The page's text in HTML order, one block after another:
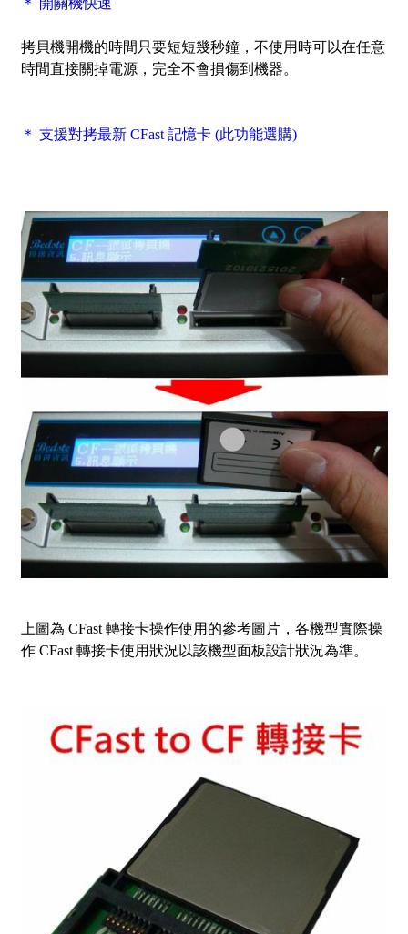
拷貝機開機的時間只要短短幾秒鐘，不使用時可以在任意
時間直接關掉電源，完全不會損傷到機器。
＊ 支援對拷最新 CFast 記憶卡 (此功能選購)
上圖為 CFast 轉接卡操作使用的參考圖片，各機型實際操
作 CFast 轉接卡使用狀況以該機型面板設計狀況為準。